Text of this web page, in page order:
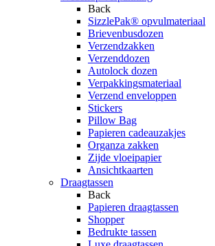
Back
SizzlePak® opvulmateriaal
Brievenbusdozen
Verzendzakken
Verzenddozen
Autolock dozen
Verpakkingsmateriaal
Verzend enveloppen
Stickers
Pillow Bag
Papieren cadeauzakjes
Organza zakken
Zijde vloeipapier
Ansichtkaarten
Draagtassen
Back
Papieren draagtassen
Shopper
Bedrukte tassen